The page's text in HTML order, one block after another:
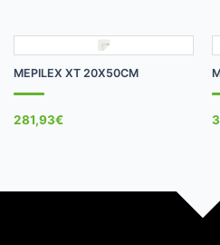
MEPILEX XT 20X50CM
281,93€